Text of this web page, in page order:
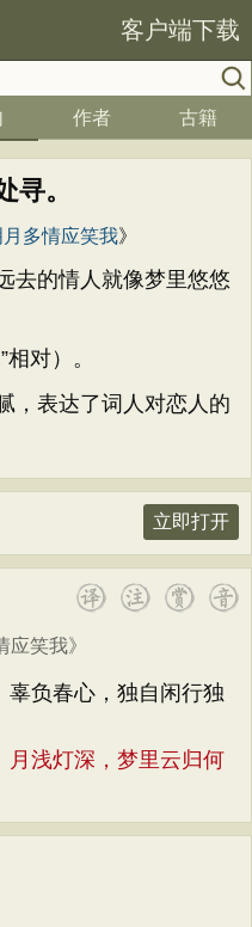
客户端下载
作者 古籍
寻。
月多情应笑我》
去的情人就像梦里悠悠
对）。
，表达了词人对恋人的
立即打开
应笑我》
辜负春心，独自闲行独
月浅灯深，梦里云归何